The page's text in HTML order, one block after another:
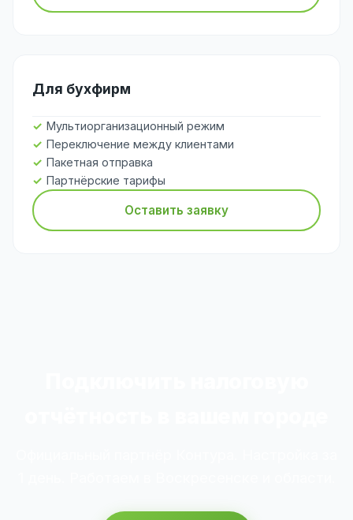
Для бухфирм
Мультиорганизационный режим
Переключение между клиентами
Пакетная отправка
Партнёрские тарифы
Оставить заявку